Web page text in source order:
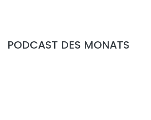
PODCAST DES MONATS